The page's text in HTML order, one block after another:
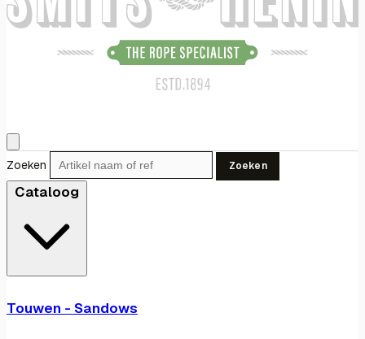
Zoeken Zoeken
Cataloog
Touwen - Sandows